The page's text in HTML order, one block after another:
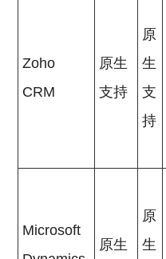
Zoho
CRM
原生
支持
原
生
支
持
Microsoft
原生
原
生